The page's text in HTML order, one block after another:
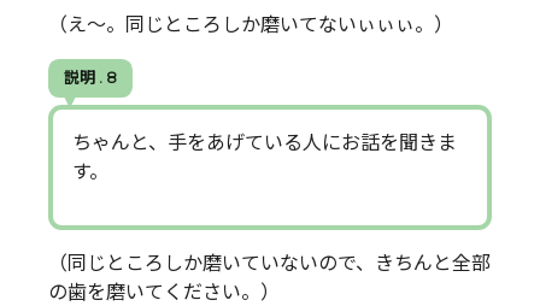
（え～。同じところしか磨いてないぃぃぃ。）
説明 . 8
ちゃんと、手をあげている人にお話を聞きま
す。
（同じところしか磨いていないので、きちんと全部
の歯を磨いてください。）